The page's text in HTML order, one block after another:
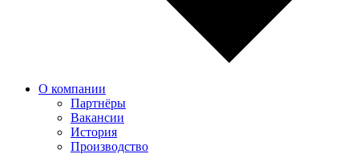
О компании
Партнёры
Вакансии
История
Производство